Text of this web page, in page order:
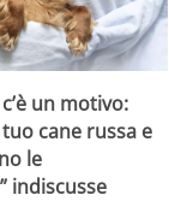
un motivo:
cane russa e
le
indiscusse